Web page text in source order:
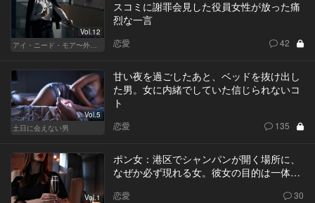
Vol.12
スコミに謝罪会見した役員女性が放った痛
烈な一言
恋愛 42
Vol.5
土日に会えない男
甘い夜を過ごしたあと、ベッドを抜け出し
た男。女に内緒でしていた信じられないコ
ト
恋愛 135
Vol.1
ポン女：港区でシャンパンが開く場所に、
なぜか必ず現れる女。彼女の目的は一体…
恋愛 30